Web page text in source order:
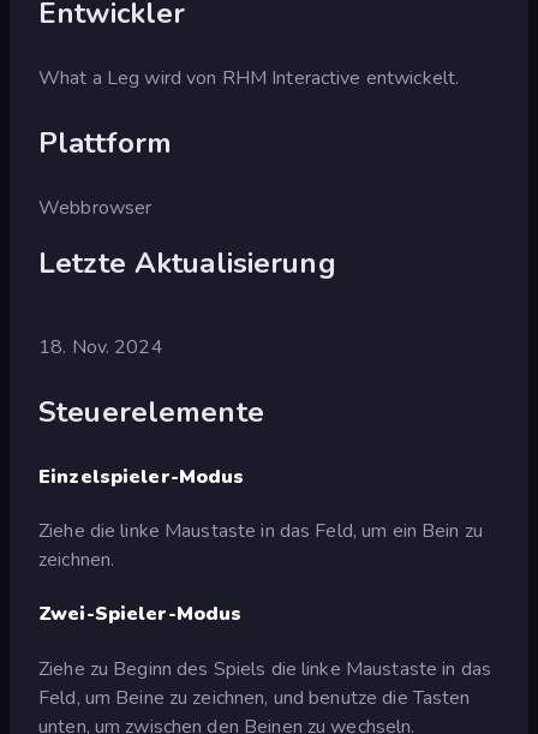
Entwickler
What a Leg wird von RHM Interactive entwickelt.
Plattform
Webbrowser
Letzte Aktualisierung
18. Nov. 2024
Steuerelemente
Einzelspieler-Modus
Ziehe die linke Maustaste in das Feld, um ein Bein zu
zeichnen.
Zwei-Spieler-Modus
Ziehe zu Beginn des Spiels die linke Maustaste in das
Feld, um Beine zu zeichnen, und benutze die Tasten
unten, um zwischen den Beinen zu wechseln.